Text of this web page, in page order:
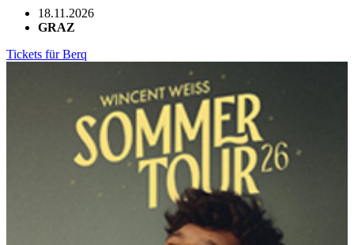
18.11.2026
GRAZ
Tickets für Berq